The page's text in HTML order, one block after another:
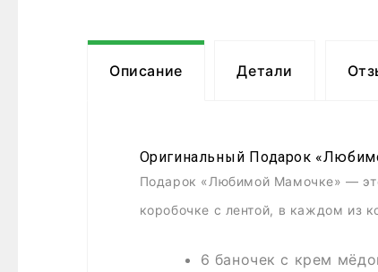
Описание Детали
Оригинальный Подарок
Подарок «Любимой Мамочке» —
коробочке с лентой, в каждом из
6 баночек с крем